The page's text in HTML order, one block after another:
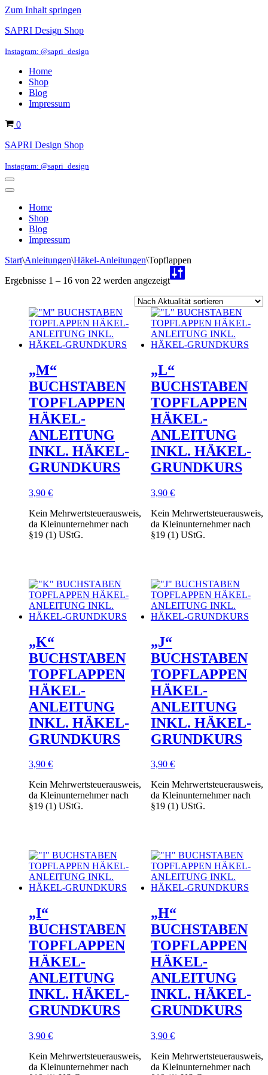
Zum Inhalt springen
SAPRI Design Shop
Instagram: @sapri_design
Home
Shop
Blog
Impressum
Warenkorb
0
SAPRI Design Shop
Instagram: @sapri_design
Navigations-
Menü
Navigations-
Home
Shop
Blog
Impressum
Start\Anleitungen\Häkel-Anleitungen\Topflappen
Ergebnisse 1 – 16 von 22 werden angezeigtNach
sortiert
„M“
BUCHSTABEN
TOPFLAPPEN
HÄKEL-
ANLEITUNG
INKL. HÄKEL-
GRUNDKURS
3,90 €
Kein Mehrwertsteuerausweis,
da Kleinunternehmer nach
§19 (1) UStG.
„L“
BUCHSTABEN
TOPFLAPPEN
HÄKEL-
ANLEITUNG
INKL. HÄKEL-
GRUNDKURS
3,90 €
Kein Mehrwertsteuerausweis,
da Kleinunternehmer nach
§19 (1) UStG.
„K“
BUCHSTABEN
TOPFLAPPEN
HÄKEL-
ANLEITUNG
INKL. HÄKEL-
GRUNDKURS
3,90 €
Kein Mehrwertsteuerausweis,
da Kleinunternehmer nach
§19 (1) UStG.
„J“
BUCHSTABEN
TOPFLAPPEN
HÄKEL-
ANLEITUNG
INKL. HÄKEL-
GRUNDKURS
3,90 €
Kein Mehrwertsteuerausweis,
da Kleinunternehmer nach
§19 (1) UStG.
„I“
BUCHSTABEN
TOPFLAPPEN
HÄKEL-
ANLEITUNG
INKL. HÄKEL-
GRUNDKURS
3,90 €
Kein Mehrwertsteuerausweis,
da Kleinunternehmer nach
„H“
BUCHSTABEN
TOPFLAPPEN
HÄKEL-
ANLEITUNG
INKL. HÄKEL-
GRUNDKURS
3,90 €
Kein Mehrwertsteuerausweis,
da Kleinunternehmer nach